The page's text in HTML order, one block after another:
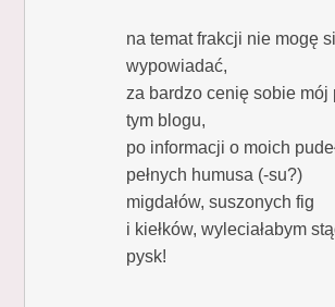
na temat frakcji nie mogę
wypowiadać,
za bardzo cenię sobie mój
tym blogu,
po informacji o moich
pełnych humusa (-su?)
migdałów, suszonych fig
i kiełków, wyleciałabym
pysk!